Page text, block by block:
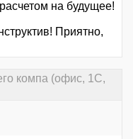
на будущее!
Приятно,
компа (офис, 1С,